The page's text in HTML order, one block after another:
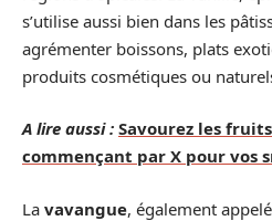
s’utilise aussi bien dans les
agrémenter boissons, plats
produits cosmétiques ou
A lire aussi : Savourez les
commençant par X pour vos
La vavangue, également